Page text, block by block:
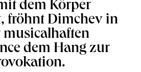
dem Körper
fröhnt Dimchev in
musicalhaften
dem Hang zur